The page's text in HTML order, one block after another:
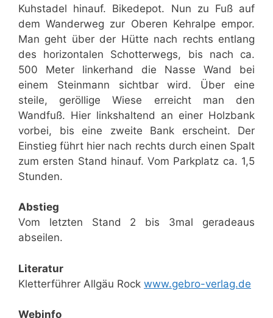
Kuhstadel hinauf. Bikedepot. Nun zu Fuß auf
dem Wanderweg zur Oberen Kehralpe empor.
Man geht über der Hütte nach rechts entlang
des horizontalen Schotterwegs, bis nach ca.
500 Meter linkerhand die Nasse Wand bei
einem Steinmann sichtbar wird. Über eine
steile, geröllige Wiese erreicht man den
Wandfuß. Hier linkshaltend an einer Holzbank
vorbei, bis eine zweite Bank erscheint. Der
Einstieg führt hier nach rechts durch einen Spalt
zum ersten Stand hinauf. Vom Parkplatz ca. 1,5
Stunden.
Abstieg
Vom letzten Stand 2 bis 3mal geradeaus
abseilen.
Literatur
Kletterführer Allgäu Rock www.gebro-verlag.de
Webinfo